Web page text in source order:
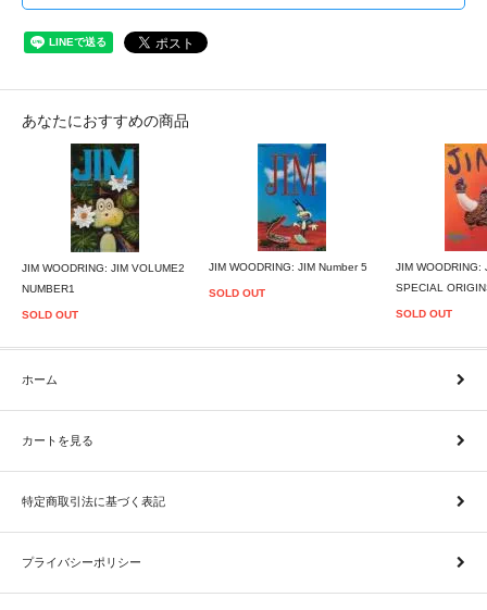
あなたにおすすめの商品
JIM WOODRING: JIM VOLUME2
NUMBER1
SOLD OUT
JIM WOODRING: JIM Number 5
SOLD OUT
JIM WOODRING:
SPECIAL
SOLD OUT
ホーム
カートを見る
特定商取引法に基づく表記
プライバシーポリシー